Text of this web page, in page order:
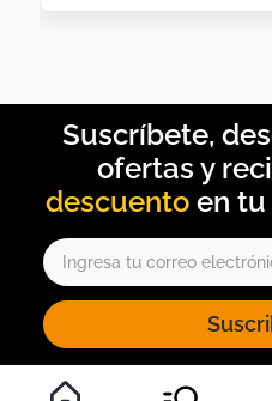
descuento
Al inscribirte al newsletter,